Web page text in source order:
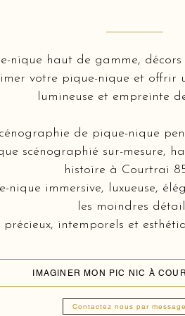
nique haut de gamme, décors
votre pique-nique et offrir
lumineuse et empreinte
de pique-nique
scénographié sur-mesure,
histoire à Courtrai
nique immersive, luxueuse,
les moindres
précieux, intemporels et
IMAGINER MON PIC NIC À
Contactez nous par message